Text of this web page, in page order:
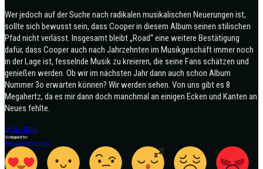
Wer jedoch auf der Suche nach radikalen musikalischen Neuerungen ist,
sollte sich bewusst sein, dass Cooper in diesem Album seinen stilischen
Pfad nicht verlässt. Insgesamt bleibt „Road“ eine weitere Bestätigung
dafür, dass Cooper auch nach Jahrzehnten im Musikgeschäft immer noch
in der Lage ist, fesselnde Musik zu kreieren, die seine Fans schätzen und
genießen werden. Ob wir im nächsten Jahr dann auch schon Album
Nummer 3o erwarten können? Wir werden sehen. Von uns gibt es 8
Megahertz, da es mir dann doch manchmal an einigen Ecken und Kanten an
Neues fehlte.
SHOW MORE
Schlagwörter
Alice CooperReleaseRoad